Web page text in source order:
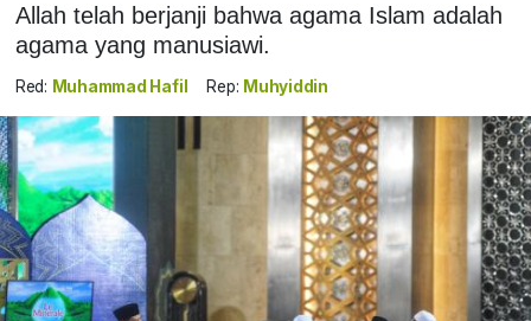
Allah telah berjanji bahwa agama Islam adalah
agama yang manusiawi.
Red: Muhammad Hafil Rep: Muhyiddin